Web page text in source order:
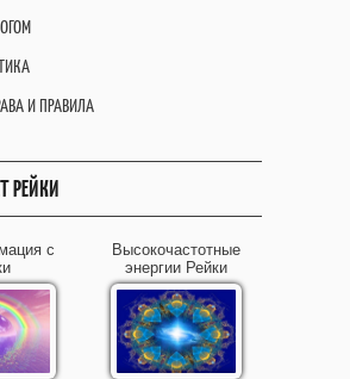
И ПРАВИЛА
РЕЙКИ
с
Высокочастотные
энергии Рейки